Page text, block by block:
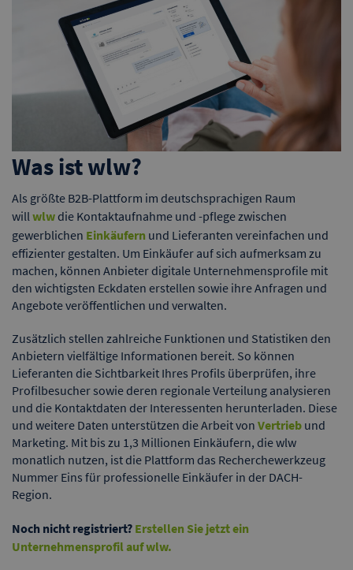
Was ist wlw?
Als größte B2B-Plattform im deutschsprachigen Raum
willwlwdie Kontaktaufnahme und -pflege zwischen
gewerblichen Einkäufern und Lieferanten vereinfachen und
effizienter gestalten. Um Einkäufer auf sich aufmerksam zu
machen, können Anbieter digitale Unternehmensprofile mit
den wichtigsten Eckdaten erstellen sowie ihre Anfragen und
Angebote veröffentlichen und verwalten.
Zusätzlich stellen zahlreiche Funktionen und Statistiken den
Anbietern vielfältige Informationen bereit. So können
Lieferanten die Sichtbarkeit Ihres Profils überprüfen, ihre
Profilbesucher sowie deren regionale Verteilung analysieren
und die Kontaktdaten der Interessenten herunterladen. Diese
und weitere Daten unterstützen die Arbeit von Vertrieb und
Marketing. Mit bis zu 1,3 Millionen Einkäufern, die wlw
monatlich nutzen, ist die Plattform das Recherchewerkzeug
Nummer Eins für professionelle Einkäufer in der DACH-
Region.
Noch nicht registriert? Erstellen Sie jetzt ein
Unternehmensprofil auf wlw.